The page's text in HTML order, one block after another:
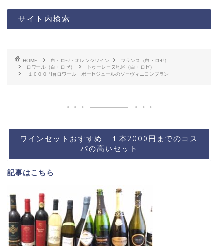
サイト内検索
HOME 白・ロゼ・オレンジワイン
フランス（白・ロゼ）
ロワール（白・ロゼ）
トゥーレーヌ地区（白・ロゼ）
１０００円台ロワール ボーセジュールのソーヴィニヨンブラン
ワインセットおすすめ １本2000円までのコス
パの高いセット
記事はこちら